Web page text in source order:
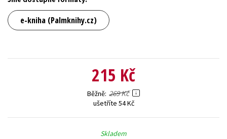
e-kniha (Palmknihy.cz)
215 Kč
Běžně 269 Kč
ušetříte 54 Kč
Skladem